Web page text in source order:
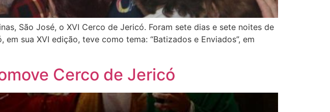
São José, o XVI Cerco de Jericó. Foram sete dias e sete noites de
sua XVI edição, teve como tema: “Batizados e Enviados”, em
Cerco de Jericó